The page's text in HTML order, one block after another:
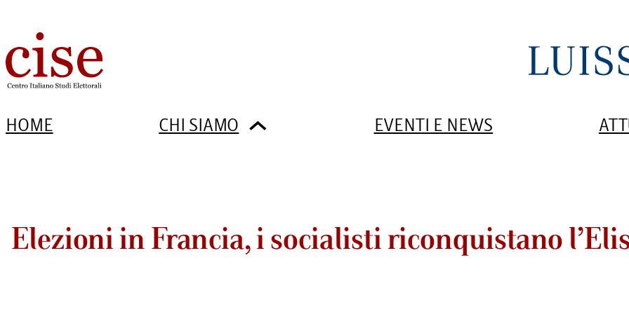
HOME CHI SIAMO EVENTI E NEWS
Elezioni in Francia, i socialisti riconquistano